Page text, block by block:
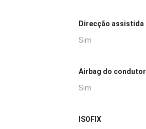
Direcção assistida
Sim
Airbag do condutor
Sim
ISOFIX